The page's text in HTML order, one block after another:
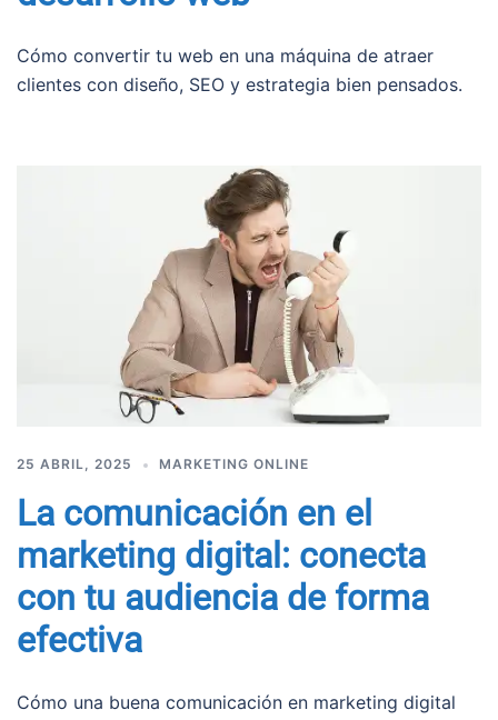
Cómo convertir tu web en una máquina de atraer
clientes con diseño, SEO y estrategia bien pensados.
25 ABRIL, 2025 MARKETING ONLINE
La comunicación en el
marketing digital: conecta
con tu audiencia de forma
efectiva
Cómo una buena comunicación en marketing digital